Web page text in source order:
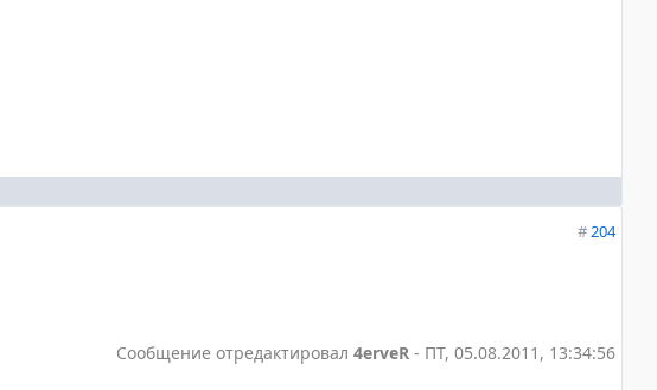
#204
Сообщение отредактировал 4erveR - ПТ, 05.08.2011, 13:34:56